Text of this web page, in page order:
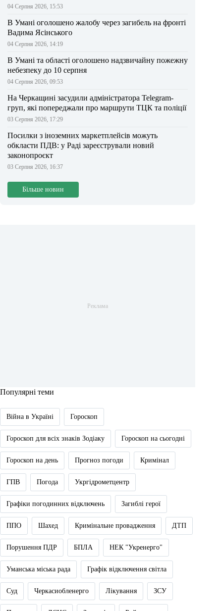
04 Серпня 2026, 15:53
В Умані оголошено жалобу через загибель на фронті
Вадима Ясінського
04 Серпня 2026, 14:19
В Умані та області оголошено надзвичайну пожежну
небезпеку до 10 серпня
04 Серпня 2026, 09:53
На Черкащині засудили адміністратора Telegram-
груп, які попереджали про маршрути ТЦК та поліції
03 Серпня 2026, 17:29
Посилки з іноземних маркетплейсів можуть
обкласти ПДВ: у Раді зареєстрували новий
законопроєкт
03 Серпня 2026, 16:37
Більше новин
Популярні теми
Війна в Україні Гороскоп
Гороскоп для всіх знаків Зодіаку Гороскоп на сьогодні
Гороскоп на день Прогноз погоди Кримінал
ГПВ Погода Укргідрометцентр
Графіки погодинних відключень Загиблі герої
ППО Шахед Кримінальне провадження ДТП
Порушення ПДР БПЛА НЕК "Укренерго"
Уманська міська рада Графік відключення світла
Суд Черкасиобленерго Лікування ЗСУ